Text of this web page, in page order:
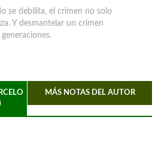
se debilita, el crimen no solo
Y desmantelar un crimen
MÁS NOTAS DEL AUTOR